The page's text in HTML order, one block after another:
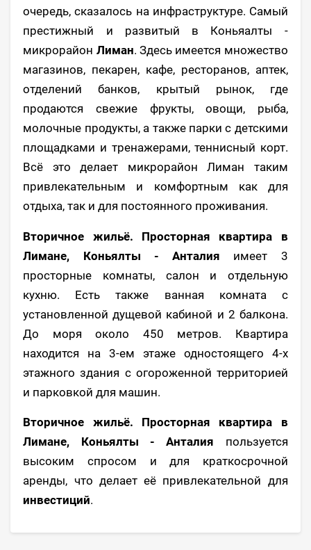
очередь, сказалось на инфраструктуре. Самый
престижный и развитый в Коньяалты -
микрорайон Лиман. Здесь имеется множество
магазинов, пекарен, кафе, ресторанов, аптек,
отделений банков, крытый рынок, где
продаются свежие фрукты, овощи, рыба,
молочные продукты, а также парки с детскими
площадками и тренажерами, теннисный корт.
Всё это делает микрорайон Лиман таким
привлекательным и комфортным как для
отдыха, так и для постоянного проживания.
Вторичное жильё. Просторная квартира в
Лимане, Коньялты - Анталия имеет 3
просторные комнаты, салон и отдельную
кухню. Есть также ванная комната с
установленной дущевой кабиной и 2 балкона.
До моря около 450 метров. Квартира
находится на 3-ем этаже одностоящего 4-х
этажного здания с огороженной территорией
и парковкой для машин.
Вторичное жильё. Просторная квартира в
Лимане, Коньялты - Анталия пользуется
высоким спросом и для краткосрочной
аренды, что делает её привлекательной для
инвестиций.